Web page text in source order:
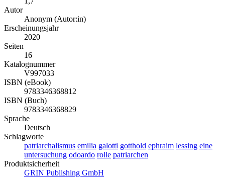
Autor
Anonym (Autor:in)
Erscheinungsjahr
2020
Seiten
16
Katalognummer
V997033
ISBN (eBook)
9783346368812
ISBN (Buch)
9783346368829
Sprache
Deutsch
Schlagworte
patriarchalismus emilia galotti gotthold ephraim lessing eine
untersuchung odoardo rolle patriarchen
Produktsicherheit
GRIN Publishing GmbH